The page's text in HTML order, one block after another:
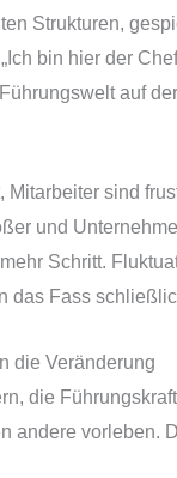
Strukturen,
bin hier der
auf
Mitarbeiter sind
und
Schritt.
das Fass
die Veränderung
die
andere vorleben.